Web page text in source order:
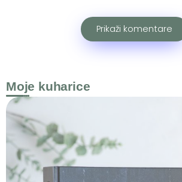
Prikaži komentare
Moje kuharice